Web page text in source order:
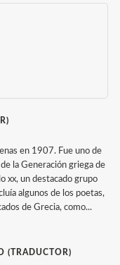
en 1907. Fue uno de
la Generación griega de
xx, un destacado grupo
algunos de los poetas,
de Grecia, como...
(TRADUCTOR)